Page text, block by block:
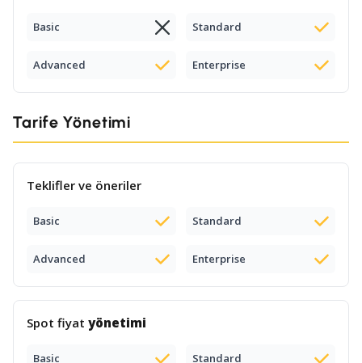
Basic Standard
Advanced Enterprise
Tarife Yönetimi
Teklifler ve öneriler
Basic Standard
Advanced Enterprise
Spot fiyat yönetimi
Basic Standard